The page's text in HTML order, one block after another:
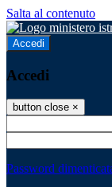
Salta al contenuto
Accedi
Accedi
button close ×
Password